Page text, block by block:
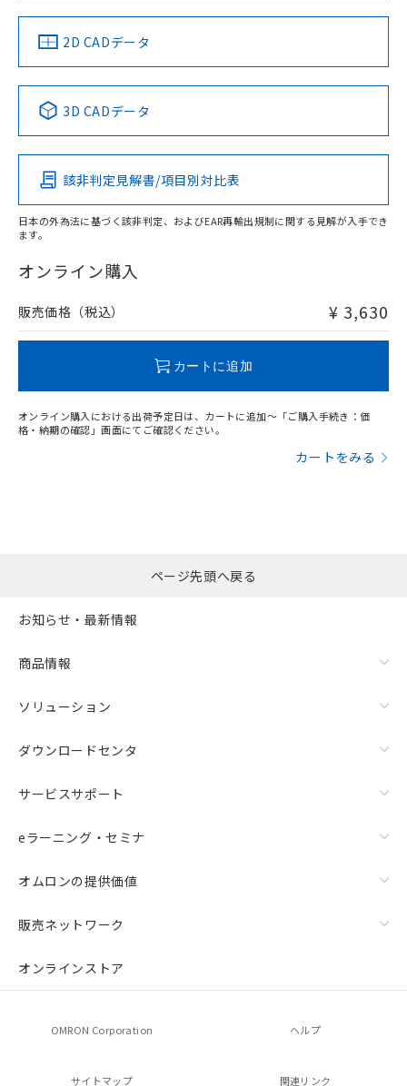
中国 RoHS 注意事項・凡例
Pb Hg Cd Cr(VI)
O
在庫等で未対応品が混在する可能性があります。
問い合わせください。
2D CADデータ
3D CADデータ
該非判定見解書/項目別対比表
日本の外為法に基づく該非判定、およびEAR再輸出規制に関する見解が入手でき
ます。
オンライン購入
販売価格（税込） ¥ 3,630
カートに追加
オンライン購入における出荷予定日は、カートに追加～「ご購入手続き：価
格・納期の確認」画面にてご確認ください。
カートをみる
ページ先頭へ戻る
お知らせ・最新情報
商品情報
ソリューション
ダウンロードセンタ
サービスサポート
eラーニング・セミナ
オムロンの提供価値
販売ネットワーク
オンラインストア
OMRON Corporation ヘルプ
サイトマップ 関連リンク